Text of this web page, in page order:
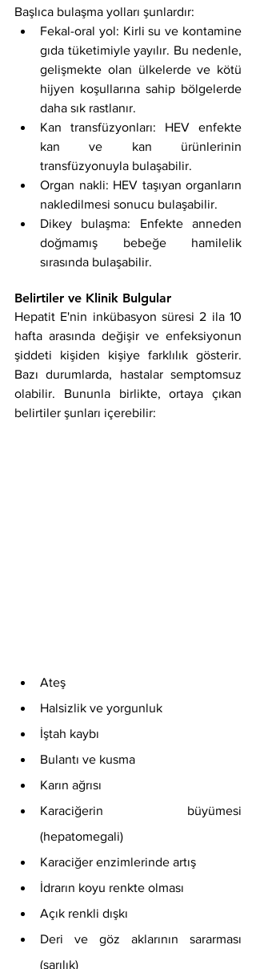
Başlıca bulaşma yolları şunlardır:
Fekal-oral yol: Kirli su ve kontamine
gıda tüketimiyle yayılır. Bu nedenle,
gelişmekte olan ülkelerde ve kötü
hijyen koşullarına sahip bölgelerde
daha sık rastlanır.
Kan transfüzyonları: HEV enfekte
kan ve kan ürünlerinin
transfüzyonuyla bulaşabilir.
Organ nakli: HEV taşıyan organların
nakledilmesi sonucu bulaşabilir.
Dikey bulaşma: Enfekte anneden
doğmamış bebeğe hamilelik
sırasında bulaşabilir.
Belirtiler ve Klinik Bulgular
Hepatit E'nin inkübasyon süresi 2 ila 10
hafta arasında değişir ve enfeksiyonun
şiddeti kişiden kişiye farklılık gösterir.
Bazı durumlarda, hastalar semptomsuz
olabilir. Bununla birlikte, ortaya çıkan
belirtiler şunları içerebilir:
Ateş
Halsizlik ve yorgunluk
İştah kaybı
Bulantı ve kusma
Karın ağrısı
Karaciğerin büyümesi
(hepatomegali)
Karaciğer enzimlerinde artış
İdrarın koyu renkte olması
Açık renkli dışkı
Deri ve göz aklarının sararması
(sarılık)